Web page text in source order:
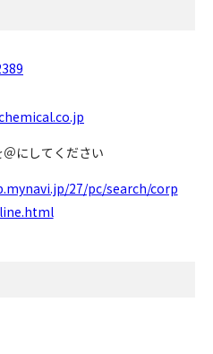
にしてください
27/pc/search/corp